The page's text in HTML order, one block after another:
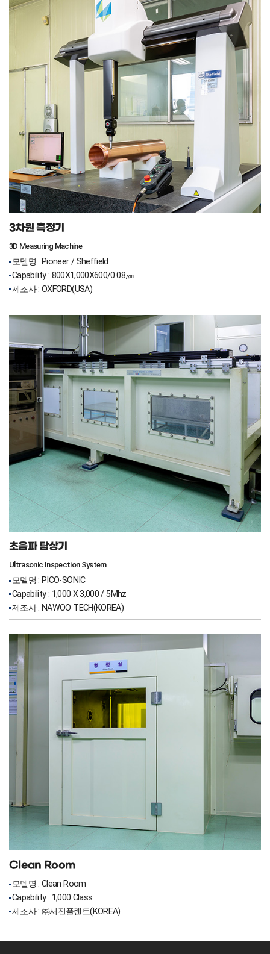
3차원 측정기
3D Measuring Machine
모델명 : Pioneer / Sheffield
Capability : 800X1,000X600/0.08㎛
제조사 : OXFORD(USA)
초음파 탐상기
Ultrasonic Inspection System
모델명 : PICO-SONIC
Capability : 1,000 X 3,000 / 5Mhz
제조사 : NAWOO TECH(KOREA)
Clean Room
모델명 : Clean Room
Capability : 1,000 Class
제조사 : ㈜서진플랜트(KOREA)